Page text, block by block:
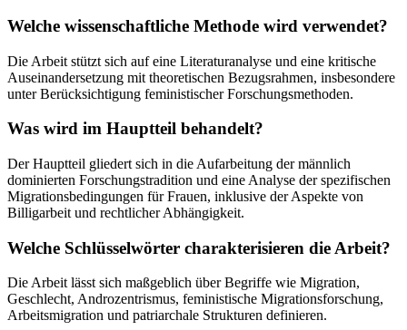
Welche wissenschaftliche Methode wird verwendet?
Die Arbeit stützt sich auf eine Literaturanalyse und eine kritische
Auseinandersetzung mit theoretischen Bezugsrahmen, insbesondere
unter Berücksichtigung feministischer Forschungsmethoden.
Was wird im Hauptteil behandelt?
Der Hauptteil gliedert sich in die Aufarbeitung der männlich
dominierten Forschungstradition und eine Analyse der spezifischen
Migrationsbedingungen für Frauen, inklusive der Aspekte von
Billigarbeit und rechtlicher Abhängigkeit.
Welche Schlüsselwörter charakterisieren die Arbeit?
Die Arbeit lässt sich maßgeblich über Begriffe wie Migration,
Geschlecht, Androzentrismus, feministische Migrationsforschung,
Arbeitsmigration und patriarchale Strukturen definieren.